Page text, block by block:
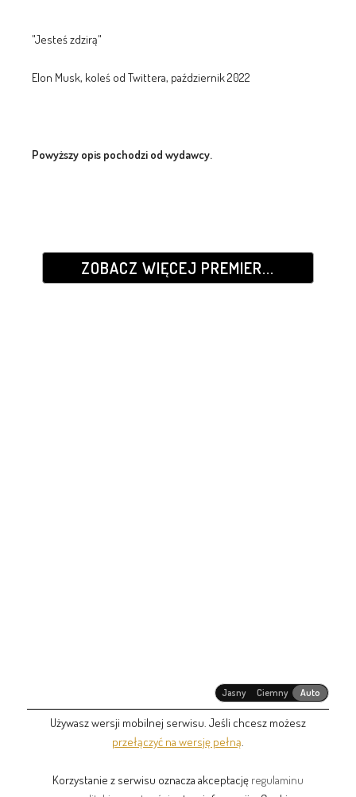
"Jesteś zdzirą"
Elon Musk, koleś od Twittera, październik 2022
Powyższy opis pochodzi od wydawcy.
ZOBACZ WIĘCEJ PREMIER...
Jasny Ciemny Auto
Używasz wersji mobilnej serwisu. Jeśli chcesz możesz
przełączyć na wersję pełną
Korzystanie z serwisu oznacza akceptację regulaminu